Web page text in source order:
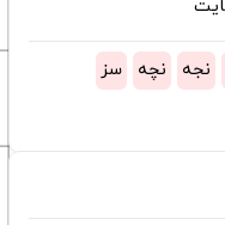
نجه نچه
سز